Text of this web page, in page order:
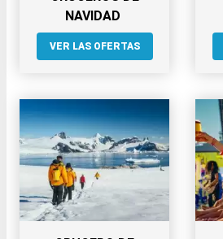
NAVIDAD
VER LAS OFERTAS